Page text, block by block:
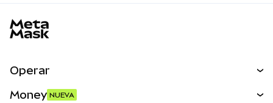
Operar
Money NUEVA